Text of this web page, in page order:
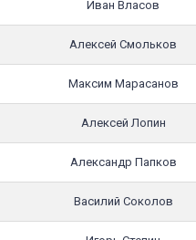
Иван Власов
Алексей Смольков
Максим Марасанов
Алексей Лопин
Александр Папков
Василий Соколов